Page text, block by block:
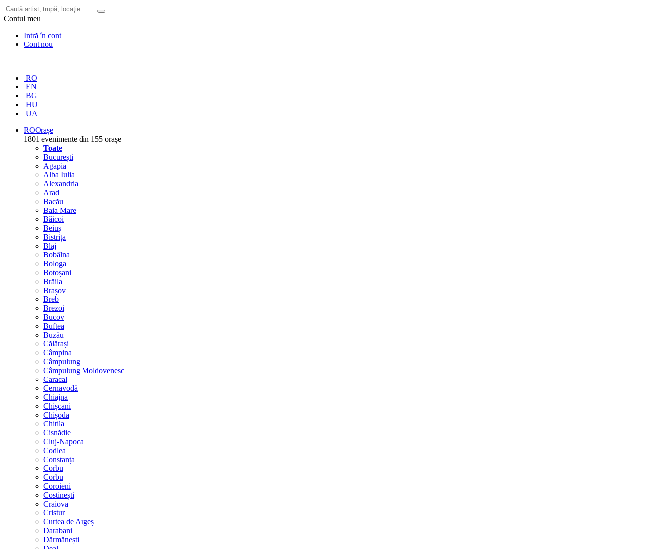
Contul meu
Intră în cont
Cont nou
RO
EN
BG
HU
UA
ROOrașe
1801 evenimente din 155 orașe
Toate
București
Agapia
Alba Iulia
Alexandria
Arad
Bacău
Baia Mare
Băicoi
Beiuș
Bistrița
Blaj
Bobâlna
Bologa
Botoșani
Brăila
Brașov
Breb
Brezoi
Bucov
Buftea
Buzău
Călărași
Câmpina
Câmpulung
Câmpulung Moldovenesc
Caracal
Cernavodă
Chiajna
Chișcani
Chișoda
Chitila
Cisnădie
Cluj-Napoca
Codlea
Constanța
Corbu
Corbu
Coroieni
Costinești
Craiova
Cristur
Curtea de Argeș
Darabani
Dărmănești